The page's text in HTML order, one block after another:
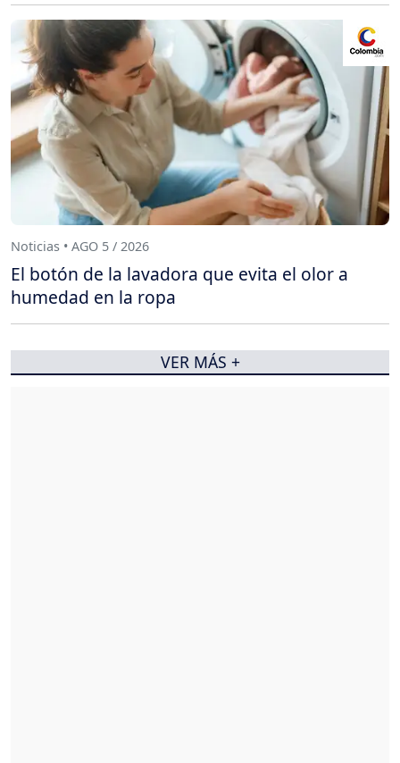
Noticias • AGO 5 / 2026
El botón de la lavadora que evita el olor a
humedad en la ropa
VER MÁS +